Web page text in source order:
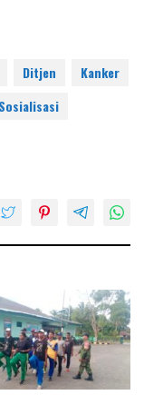
Ditjen
Kanker
Sosialisasi